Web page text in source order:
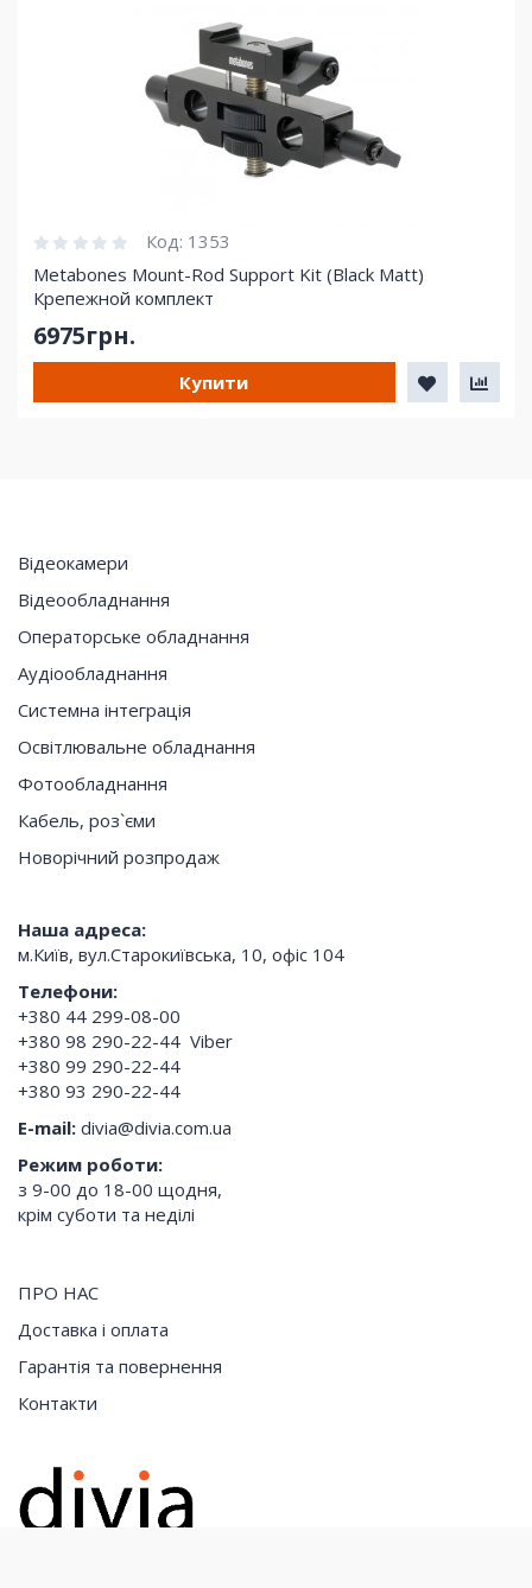
Код: 1353
Metabones Mount-Rod Support Kit (Black Matt)
Крепежной комплект
6975грн.
Купити
ПРО НАС
Доставка і оплата
Гарантія та повернення
Контакти
Відеокамери
Відеообладнання
Операторське обладнання
Аудіообладнання
Системна інтеграція
Освітлювальне обладнання
Фотообладнання
Кабель, роз`єми
Новорічний розпродаж
Нашa адресa:
м.Київ, вул.Старокиївська, 10, офіс 104
Телефони:
+380 44 299-08-00
+380 98 290-22-44 Viber
+380 99 290-22-44
+380 93 290-22-44
E-mail: divia@divia.com.ua
Режим роботи:
з 9-00 до 18-00 щодня,
крім суботи та неділі